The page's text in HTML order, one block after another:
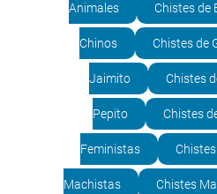
Animales Chistes de
Chinos Chistes de
Jaimito Chistes
Pepito Chistes
Feministas
Machistas Chistes